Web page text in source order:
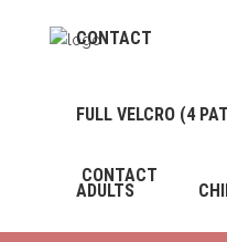
CONTACT
CONTACT
FULL VELCRO (4
ADULTS